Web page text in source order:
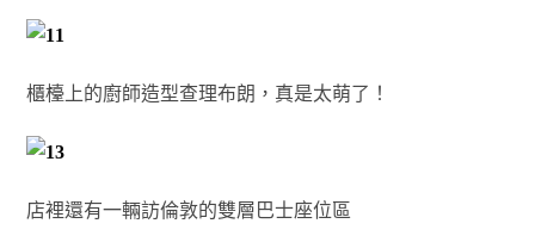
櫃檯上的廚師造型查理布朗，真是太萌了！
店裡還有一輛訪倫敦的雙層巴士座位區